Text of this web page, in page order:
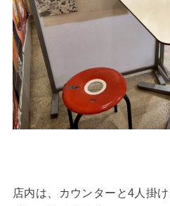
店内は、カウンターと4人掛